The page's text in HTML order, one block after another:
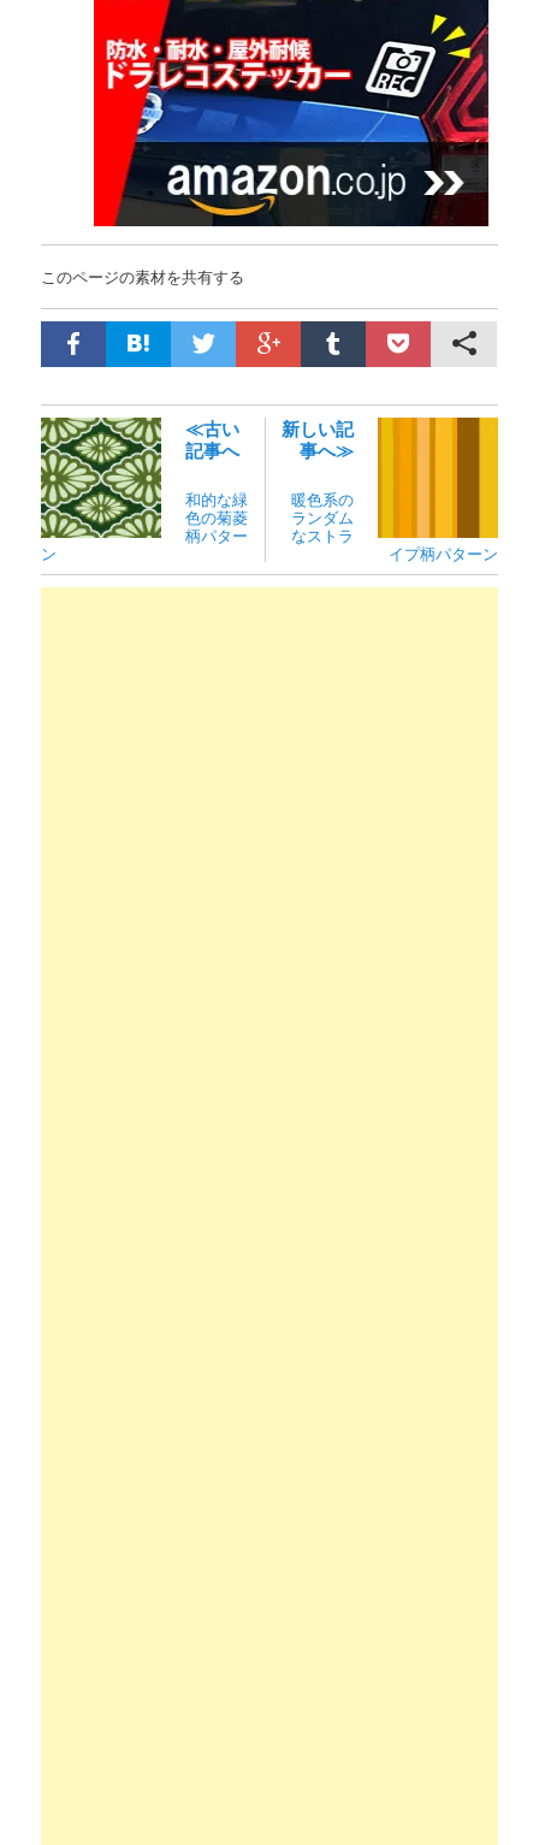
このページの素材を共有する
≪古い
記事へ
和的な緑
色の菊菱
柄パター
ン
新しい記
事へ≫
暖色系の
ランダム
なストラ
イプ柄パターン